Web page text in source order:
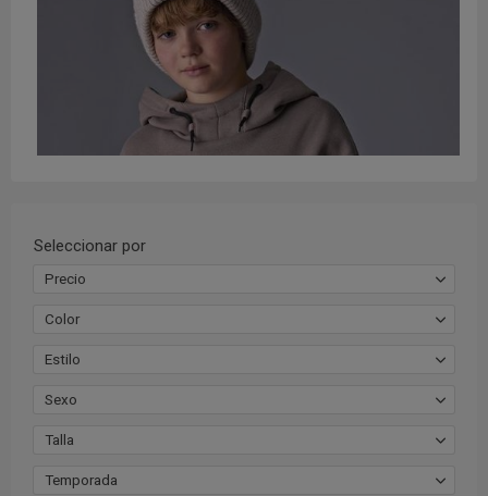
Seleccionar por
Precio
Color
Estilo
Sexo
Talla
Temporada